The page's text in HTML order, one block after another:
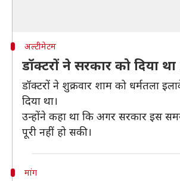
अल्टीमेटम
डॉक्टरों ने सरकार को दिया
डॉक्टरों ने शुक्रवार शाम को धर्मतला
दिया था।
उन्होंने कहा था कि अगर सरकार इस
पूरी नहीं हो सकी।
मांग